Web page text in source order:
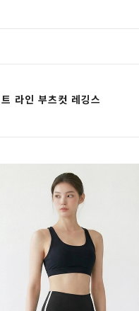
라인 부츠컷 레깅스